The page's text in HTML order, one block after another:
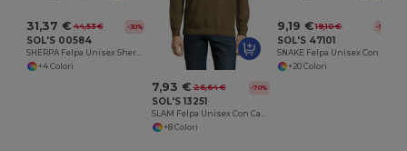
31,37 € 44,53 € -30%
SOL'S 00584
SHERPA Felpa Unisex Sherpa Con Cappuccio
+4 Colori
7,93 € 26,64 € -70%
SOL'S 13251
SLAM Felpa Unisex Con Cappuccio
+8 Colori
9,19 € 19,10 € -52%
SOL'S 47101
+20 Colori